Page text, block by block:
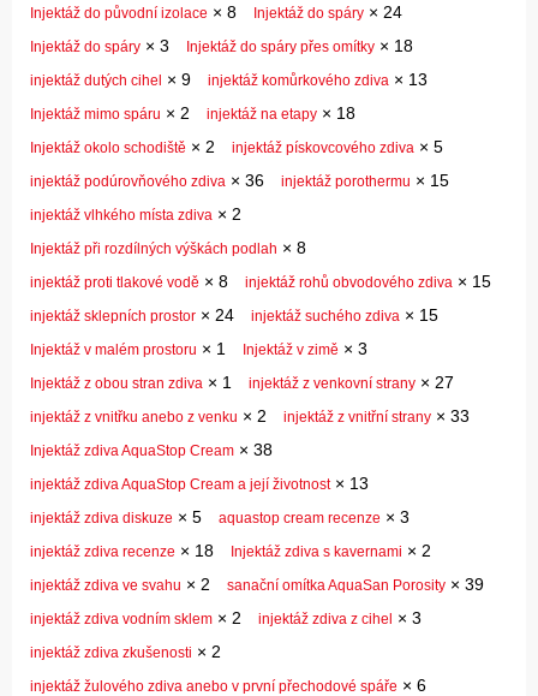
Injektáž do původní izolace × 8 Injektáž do spáry × 24
Injektáž do spáry × 3 Injektáž do spáry přes omítky × 18
injektáž dutých cihel × 9 injektáž komůrkového zdiva × 13
Injektáž mimo spáru × 2 injektáž na etapy × 18
Injektáž okolo schodiště × 2 injektáž pískovcového zdiva × 5
injektáž podúrovňového zdiva × 36 injektáž porothermu × 15
injektáž vlhkého místa zdiva × 2
Injektáž při rozdílných výškách podlah × 8
injektáž proti tlakové vodě × 8 injektáž rohů obvodového zdiva × 15
injektáž sklepních prostor × 24 injektáž suchého zdiva × 15
Injektáž v malém prostoru × 1 Injektáž v zimě × 3
Injektáž z obou stran zdiva × 1 injektáž z venkovní strany × 27
injektáž z vnitřku anebo z venku × 2 injektáž z vnitřní strany × 33
Injektáž zdiva AquaStop Cream × 38
injektáž zdiva AquaStop Cream a její životnost× 13
injektáž zdiva diskuze × 5 aquastop cream recenze × 3
injektáž zdiva recenze × 18 Injektáž zdiva s kavernami × 2
injektáž zdiva ve svahu × 2 sanační omítka AquaSan Porosity × 39
injektáž zdiva vodním sklem × 2 injektáž zdiva z cihel × 3
injektáž zdiva zkušenosti × 2
injektáž žulového zdiva anebo v první přechodové spáře × 6